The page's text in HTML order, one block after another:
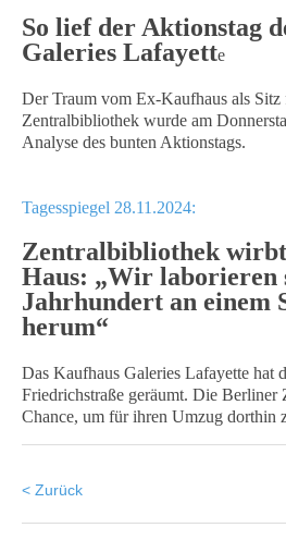
So lief der Aktionstag
Galeries Lafayette
Der Traum vom Ex-Kaufhaus als
Zentralbibliothek wurde am
Analyse des bunten Aktionstags.
Tagesspiegel 28.11.2024:
Zentralbibliothek
Haus: „Wir laborieren
Jahrhundert an einem
herum“
Das Kaufhaus Galeries Lafayette hat
Friedrichstraße geräumt. Die
Chance, um für ihren Umzug dorthin
< Zurück